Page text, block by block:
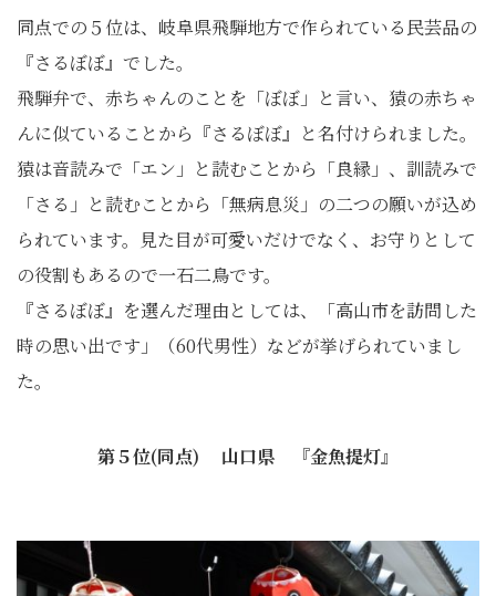
同点での５位は、岐阜県飛騨地方で作られている民芸品の
『さるぼぼ』でした。
飛騨弁で、赤ちゃんのことを「ぼぼ」と言い、猿の赤ちゃ
んに似ていることから『さるぼぼ』と名付けられました。
猿は音読みで「エン」と読むことから「良縁」、訓読みで
「さる」と読むことから「無病息災」の二つの願いが込め
られています。見た目が可愛いだけでなく、お守りとして
の役割もあるので一石二鳥です。
『さるぼぼ』を選んだ理由としては、「高山市を訪問した
時の思い出です」（60代男性）などが挙げられていまし
た。
第５位(同点) 山口県 『金魚提灯』